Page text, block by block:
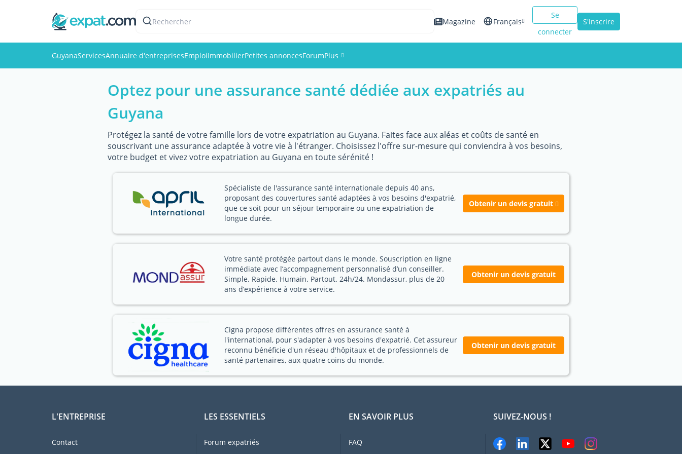
Rechercher Magazine Français
Italiano
Se
connecter
S'inscrire
GuyanaServicesAnnuaire d'entreprisesEmploiImmobilierPetites annoncesForumPlus
Événements
Photos
Optez pour une assurance santé dédiée aux expatriés au
Guyana
Protégez la santé de votre famille lors de votre expatriation au Guyana. Faites face aux aléas et coûts de santé en
souscrivant une assurance adaptée à votre vie à l'étranger. Choisissez l'offre sur-mesure qui conviendra à vos besoins,
votre budget et vivez votre expatriation au Guyana en toute sérénité !
Spécialiste de l'assurance santé internationale depuis 40 ans,
proposant des couvertures santé adaptées à vos besoins d'expatrié,
que ce soit pour un séjour temporaire ou une expatriation de
longue durée.
Obtenir un devis gratuit
Votre santé protégée partout dans le monde. Souscription en ligne
immédiate avec l’accompagnement personnalisé d’un conseiller.
Simple. Rapide. Humain. Partout. 24h/24. Mondassur, plus de 20
ans d’expérience à votre service.
Obtenir un devis gratuit
Cigna propose différentes offres en assurance santé à
l'international, pour s'adapter à vos besoins d'expatrié. Cet assureur
reconnu bénéficie d'un réseau d'hôpitaux et de professionnels de
santé partenaires, aux quatre coins du monde.
Obtenir un devis gratuit
L'ENTREPRISE
Contact
LES ESSENTIELS
Forum expatriés
EN SAVOIR PLUS
FAQ
SUIVEZ-NOUS !